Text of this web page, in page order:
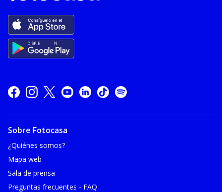
Sobre Fotocasa
¿Quiénes somos?
Mapa web
Sala de prensa
Preguntas frecuentes - FAQ